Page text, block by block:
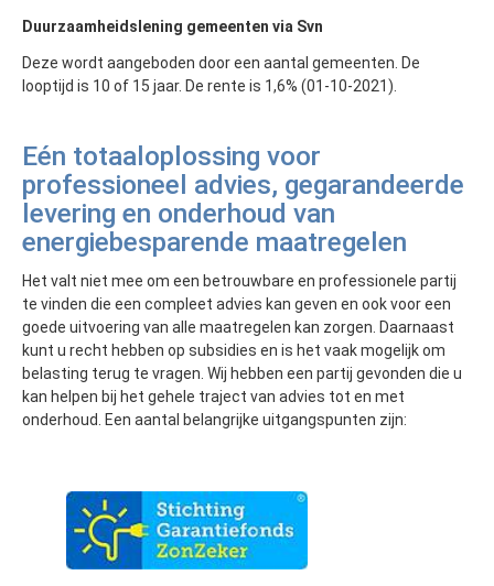
Duurzaamheidslening gemeenten via Svn
Deze wordt aangeboden door een aantal gemeenten. De
looptijd is 10 of 15 jaar. De rente is 1,6% (01-10-2021).
Eén totaaloplossing voor
professioneel advies, gegarandeerde
levering en onderhoud van
energiebesparende maatregelen
Het valt niet mee om een betrouwbare en professionele partij
te vinden die een compleet advies kan geven en ook voor een
goede uitvoering van alle maatregelen kan zorgen. Daarnaast
kunt u recht hebben op subsidies en is het vaak mogelijk om
belasting terug te vragen. Wij hebben een partij gevonden die u
kan helpen bij het gehele traject van advies tot en met
onderhoud. Een aantal belangrijke uitgangspunten zijn: